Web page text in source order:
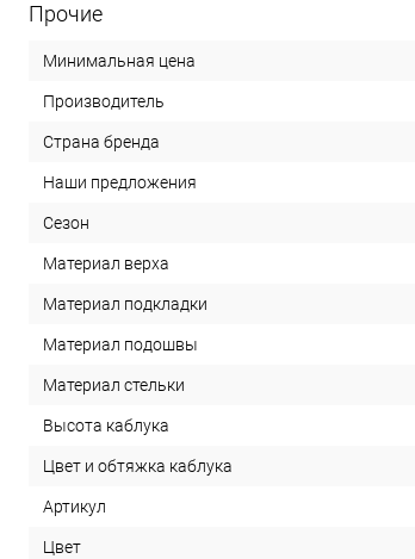
Прочие
Минимальная цена
Производитель
Страна бренда
Наши предложения
Сезон
Материал верха
Материал подкладки
Материал подошвы
Материал стельки
Высота каблука
Цвет и обтяжка каблука
Артикул
Цвет